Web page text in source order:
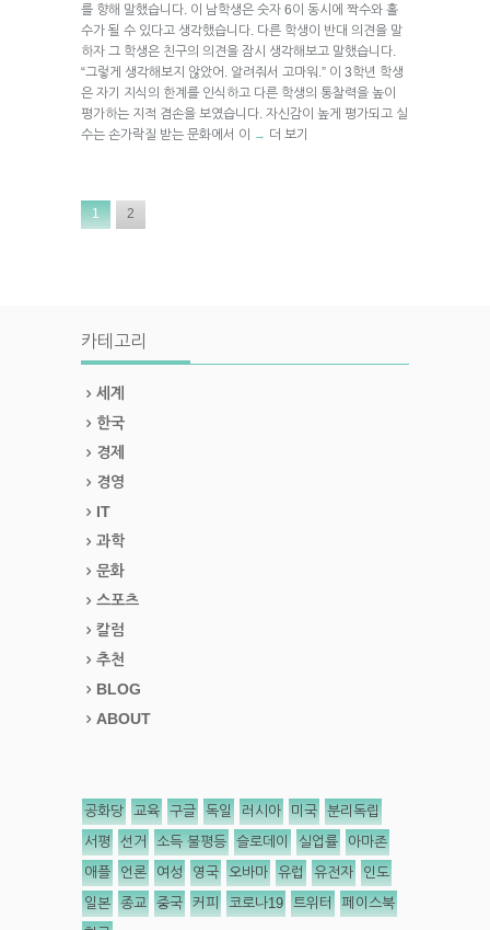
를 향해 말했습니다. 이 남학생은 숫자 6이 동시에 짝수와 홀
수가 될 수 있다고 생각했습니다. 다른 학생이 반대 의견을 말
하자 그 학생은 친구의 의견을 잠시 생각해보고 말했습니다.
“그렇게 생각해보지 않았어. 알려줘서 고마워.” 이 3학년 학생
은 자기 지식의 한계를 인식하고 다른 학생의 통찰력을 높이
평가하는 지적 겸손을 보였습니다. 자신감이 높게 평가되고 실
수는 손가락질 받는 문화에서 이
→ 더 보기
1 2
카테고리
세계
한국
경제
경영
IT
과학
문화
스포츠
칼럼
추천
BLOG
ABOUT
공화당 교육 구글 독일 러시아 미국 분리독립
서평 선거 소득 불평등 슬로데이 실업률 아마존
애플 언론 여성 영국 오바마 유럽 유전자 인도
일본 종교 중국 커피 코로나19 트위터 페이스북